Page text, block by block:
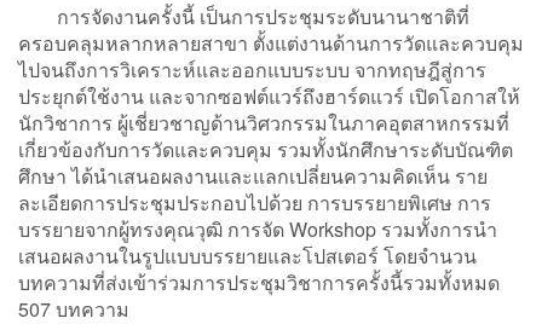
การจัดงานครั้งนี้ เป็นการประชุมระดับนานาชาติที่
ครอบคลุมหลากหลายสาขา ตั้งแต่งานด้านการวัดและควบคุม
ไปจนถึงการวิเคราะห์และออกแบบระบบ จากทฤษฎีสู่การ
ประยุกต์ใช้งาน และจากซอฟต์แวร์ถึงฮาร์ดแวร์ เปิดโอกาสให้
นักวิชาการ ผู้เชี่ยวชาญด้านวิศวกรรมในภาคอุตสาหกรรมที่
เกี่ยวข้องกับการวัดและควบคุม รวมทั้งนักศึกษาระดับบัณฑิต
ศึกษา ได้นำเสนอผลงานและแลกเปลี่ยนความคิดเห็น ราย
ละเอียดการประชุมประกอบไปด้วย การบรรยายพิเศษ การ
บรรยายจากผู้ทรงคุณวุฒิ การจัด Workshop รวมทั้งการนำ
เสนอผลงานในรูปแบบบรรยายและโปสเตอร์ โดยจำนวน
บทความที่ส่งเข้าร่วมการประชุมวิชาการครั้งนี้รวมทั้งหมด
507 บทความ